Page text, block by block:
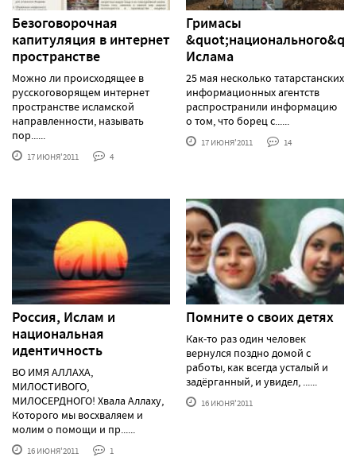
Безоговорочная
капитуляция в интернет
пространстве
Можно ли происходящее в
русскоговорящем интернет
пространстве исламской
направленности, называть
пор......
17 ИЮНЯ'2011 4
Гримасы
Ислама
25 мая несколько татарстанских
информационных агентств
распространили информацию
о том, что борец с......
17 ИЮНЯ'2011 14
Россия, Ислам и
национальная
идентичность
ВО ИМЯ АЛЛАХА,
МИЛОСТИВОГО,
МИЛОСЕРДНОГО! Хвала Аллаху,
Которого мы восхваляем и
молим о помощи и пр......
16 ИЮНЯ'2011 1
Помните о своих детях
Как-то раз один человек
вернулся поздно домой с
работы, как всегда усталый и
задёрганный, и увидел, ......
16 ИЮНЯ'2011